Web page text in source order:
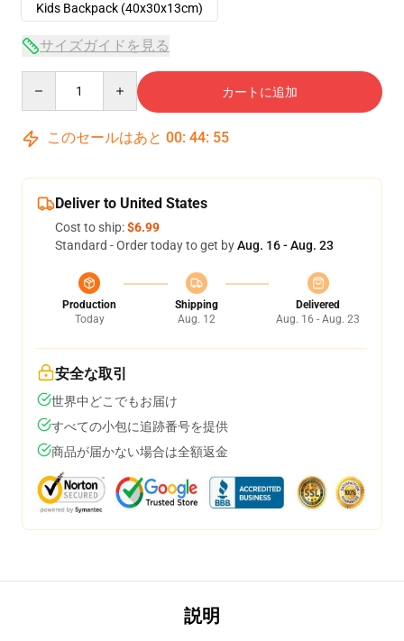
Kids Backpack (40x30x13cm)
サイズガイドを見る
カートに追加
このセールはあと 00: 44: 54
Deliver to United States
Cost to ship:$6.99
Standard - Order today to get byAug. 16 - Aug. 23
Production
Today
Shipping
Aug. 12
Delivered
Aug. 16 - Aug. 23
安全な取引
世界中どこでもお届け
すべての小包に追跡番号を提供
商品が届かない場合は全額返金
説明